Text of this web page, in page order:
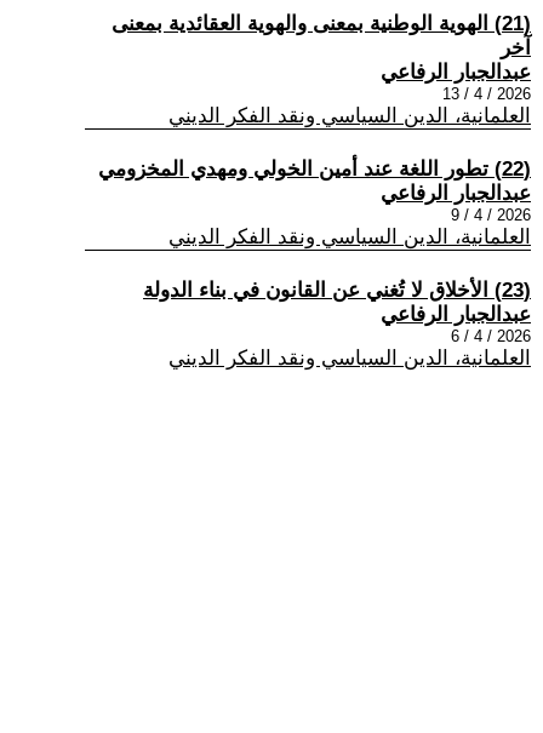
(21) الهوية الوطنية بمعنى والهوية العقائدية بمعنى
آخر
عبدالجبار الرفاعي
2026 / 4 / 13
العلمانية، الدين السياسي ونقد الفكر الديني
(22) تطور اللغة عند أمين الخولي ومهدي المخزومي
عبدالجبار الرفاعي
2026 / 4 / 9
العلمانية، الدين السياسي ونقد الفكر الديني
(23) الأخلاق لا تُغني عن القانون في بناء الدولة
عبدالجبار الرفاعي
2026 / 4 / 6
العلمانية، الدين السياسي ونقد الفكر الديني